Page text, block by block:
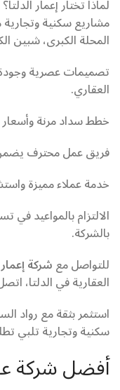
لماذا تختار إعمار الدلتا؟
مشاريع سكنية وتجارية
المحلة الكبرى، شبين
تصميمات عصرية وجودة
العقاري.
خطط سداد مرنة
فريق عمل محترف يضمن
خدمة عملاء مميزة
الالتزام بالمواعيد في
بالشركة.
للتواصل معشركة إعمار
العقارية في الدلتا، اتصل الآن
استثمر بثقة مع رواد
سكنية وتجارية تلبي
أفضل شركة